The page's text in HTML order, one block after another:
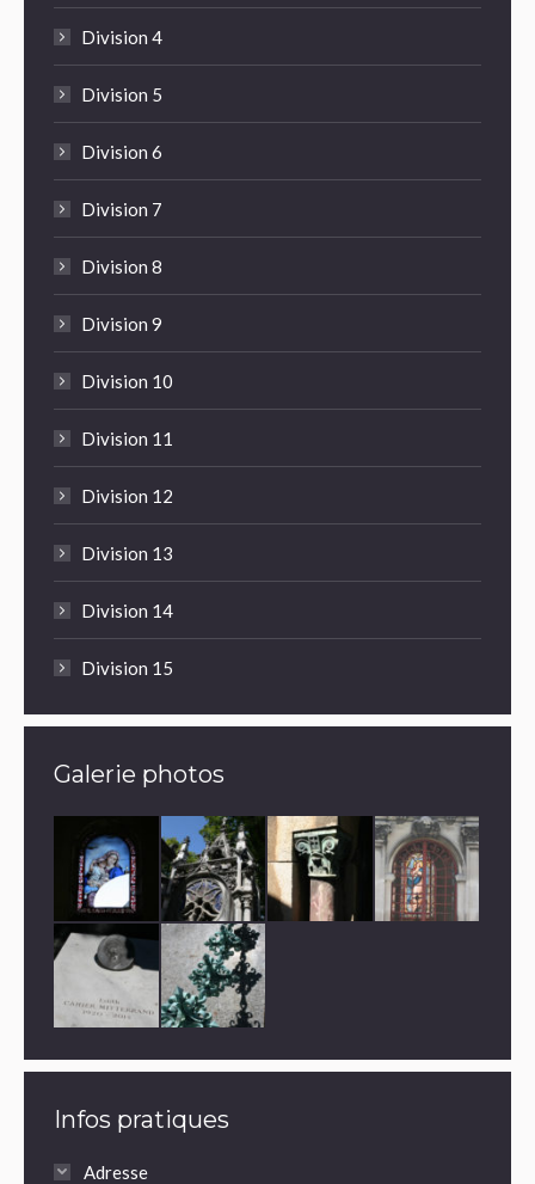
Division 4
Division 5
Division 6
Division 7
Division 8
Division 9
Division 10
Division 11
Division 12
Division 13
Division 14
Division 15
Galerie photos
Infos pratiques
Adresse